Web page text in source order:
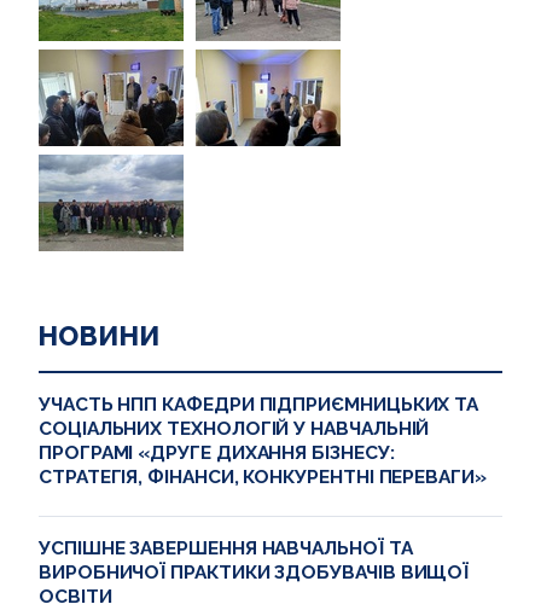
НОВИНИ
УЧАСТЬ НПП КАФЕДРИ ПІДПРИЄМНИЦЬКИХ ТА
СОЦІАЛЬНИХ ТЕХНОЛОГІЙ У НАВЧАЛЬНІЙ
ПРОГРАМІ «ДРУГЕ ДИХАННЯ БІЗНЕСУ:
СТРАТЕГІЯ, ФІНАНСИ, КОНКУРЕНТНІ ПЕРЕВАГИ»
УСПІШНЕ ЗАВЕРШЕННЯ НАВЧАЛЬНОЇ ТА
ВИРОБНИЧОЇ ПРАКТИКИ ЗДОБУВАЧІВ ВИЩОЇ
ОСВІТИ